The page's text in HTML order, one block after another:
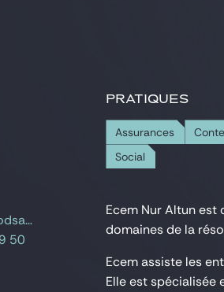
ecemnur.altun@odsavukatlik.com
50
ecemnur.altun@odsavukatlik.com
50
PRATIQUES
Assurances
Social
Ecem Nur Altun
domaines de la
Ecem assiste les
Elle est